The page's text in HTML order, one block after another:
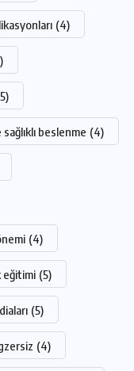
(4)
beslenme (4)
(4)
eğitimi (5)
(5)
(4)